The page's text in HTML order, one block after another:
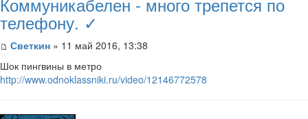
телефону. ✓
Светкин » 11 май 2016, 13:38
Шок пингвины в метро
http://www.odnoklassniki.ru/video/12146772578